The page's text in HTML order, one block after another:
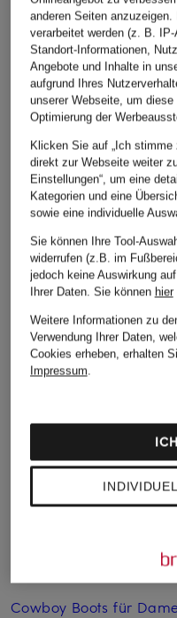
BOSS
Leinenhemd
RELEGANT Regular
CHF 90
Ursprünglich:CHF 119
Weitere Kategorien
Abendkleider
Bademäntel für Herren
Bikinis für Damen
Boleros für Damen
Cowboy Boots für
anderen Seiten
verarbeitet werden (z. B.
Standort-Informationen,
Angebote und Inhalte in
aufgrund Ihres
unserer Webseite, um
Optimierung der
Klicken Sie auf „Ich
direkt zur Webseite weiter
Einstellungen“, um eine
Kategorien und eine
sowie eine individuelle
Sie können Ihre Tool-
widerrufen (z.B. im
jedoch keine Auswirkung
Ihrer Daten. Sie können hier
Weitere Informationen zu
Verwendung Ihrer Daten,
Cookies erheben, erhalten
Impressum.